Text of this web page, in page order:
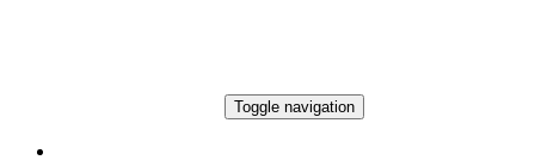
Toggle navigation